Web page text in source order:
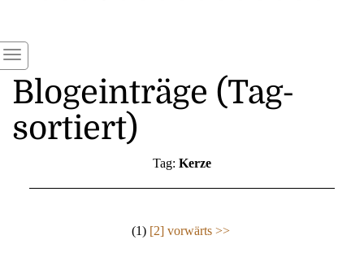
Blogeinträge (Tag-
sortiert)
Tag: Kerze
(1) [2] vorwärts >>